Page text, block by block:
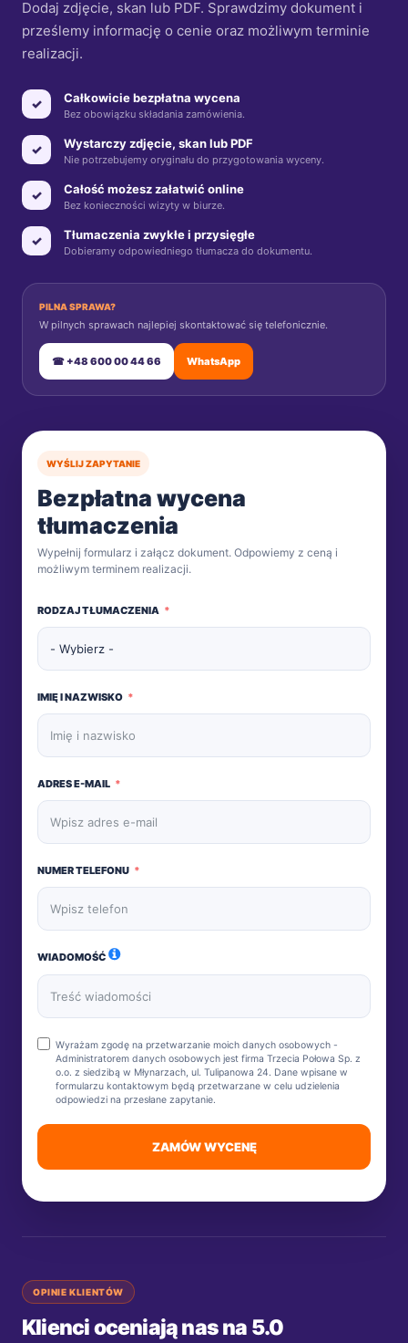
Dodaj zdjęcie, skan lub PDF. Sprawdzimy dokument i
prześlemy informację o cenie oraz możliwym terminie
realizacji.
✓ Całkowicie bezpłatna wycena
Bez obowiązku składania zamówienia.
✓ Wystarczy zdjęcie, skan lub PDF
Nie potrzebujemy oryginału do przygotowania wyceny.
✓ Całość możesz załatwić online
Bez konieczności wizyty w biurze.
✓ Tłumaczenia zwykłe i przysięgłe
Dobieramy odpowiedniego tłumacza do dokumentu.
PILNA SPRAWA?
W pilnych sprawach najlepiej skontaktować się telefonicznie.
☎ +48 600 00 44 66 WhatsApp
WYŚLIJ ZAPYTANIE
Bezpłatna wycena
tłumaczenia
Wypełnij formularz i załącz dokument. Odpowiemy z ceną i
możliwym terminem realizacji.
RODZAJ TŁUMACZENIA
IMIĘ I NAZWISKO
ADRES E-MAIL
NUMER TELEFONU
WIADOMOŚĆ
Wyrażam zgodę na przetwarzanie moich danych osobowych -
Administratorem danych osobowych jest firma Trzecia Połowa Sp. z
o.o. z siedzibą w Młynarzach, ul. Tulipanowa 24. Dane wpisane w
formularzu kontaktowym będą przetwarzane w celu udzielenia
odpowiedzi na przesłane zapytanie.
ZAMÓW WYCENĘ
OPINIE KLIENTÓW
Klienci oceniają nas na 5.0